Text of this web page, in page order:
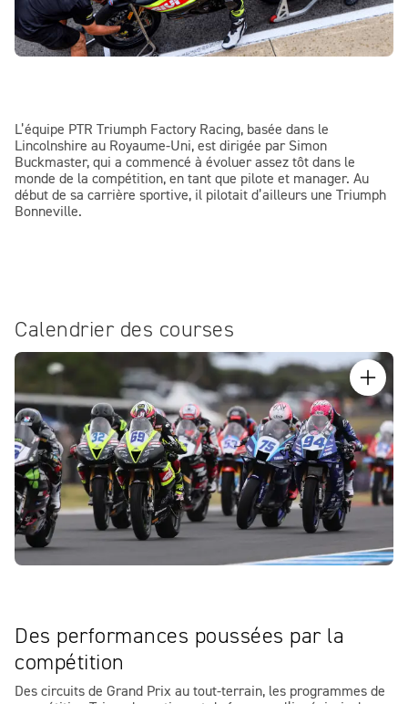
L’équipe PTR Triumph Factory Racing, basée dans le
Lincolnshire au Royaume-Uni, est dirigée par Simon
Buckmaster, qui a commencé à évoluer assez tôt dans le
monde de la compétition, en tant que pilote et manager. Au
début de sa carrière sportive, il pilotait d’ailleurs une Triumph
Bonneville.
Calendrier des courses
Des performances poussées par la
compétition
Des circuits de Grand Prix au tout-terrain, les programmes de